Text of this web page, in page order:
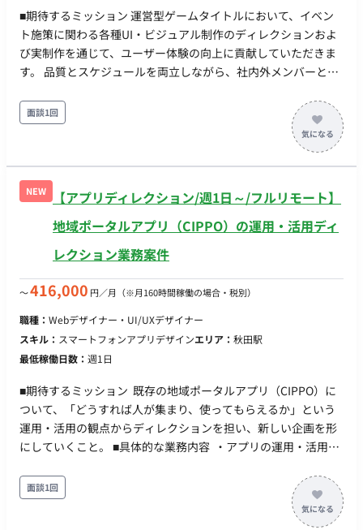
いが、月の中旬ごろに集中的に稼働ができる方
■期待するミッション 運営型ゲームタイトルにおいて、イベン
ト施策に関わる各種UI・ビジュアル制作のディレクションおよ
び実制作を通じて、ユーザー体験の向上に貢献していただきま
す。 品質とスケジュールを両立しながら、社内外メンバーと連
です。 ■業務内容・担当工程 【イベント施策に関わるデザイン
制作】 ・ロゴデザイン、アイコン制作など各種クリエイティブ
制作 ・UIパーツやビジュアル素材の作成 担当工程：実装・テス
ト 【クオリティコントロール（アートディレクション業務）】
・各種クリエイティブの品質管理 ・アセット管理 ・制作物の最
終チェックおよび改善提案 担当工程：設計・実装・テスト
【進行管理・折衝業務】 ・セクションメンバーのスケジュール
調整業務 担当工程：要件定義・保守運用 ■チーム体制 ・アート
ディレクター ・デザイナー ・プランナー ・エンジニア ■開発
環境 プログラミング言語 ・該当なし インフラ ・該当なし ■働
き方 ・稼働量：週5日 ・リモート稼働：一部リモート（週3日出
社／週2日リモート） ・フレックス稼働：10:00～19:00想定
面談1回
NEW
【アプリディレクション/週1日～/フルリモート】
地域ポータルアプリ（CIPPO）の運用・活用ディ
レクション業務案件
〜416,000 円／月 （※月160時間稼働の場合・税別）
職種： Webデザイナー・UI/UXデザイナー
スキル： スマートフォンアプリデザインエリア： 秋田駅
最低稼働日数： 週1日
■期待するミッション 既存の地域ポータルアプリ（CIPPO）に
ついて、「どうすれば人が集まり、使ってもらえるか」という
運用・活用の観点からディレクションを担い、新しい企画を形
にしていくこと。 ■具体的な業務内容 ・アプリの運用・活用に
促進（ダウンロード数の増加、掲載店舗の獲得など）に向けた
施策の企画・提案 ・UI/UXの観点からの改善提案 ・社内メンバ
ーとの連携、進行管理 ■担当工程（業務範囲） 企画立案からデ
面談1回